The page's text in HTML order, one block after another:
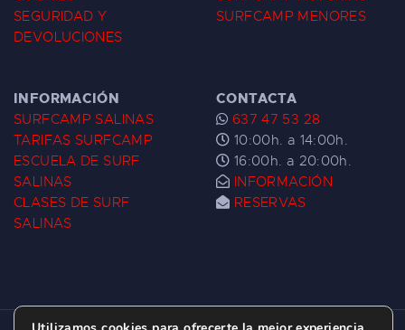
SEGURIDAD Y
DEVOLUCIONES
SURFCAMP MENORES
INFORMACIÓN
SURFCAMP SALINAS
TARIFAS SURFCAMP
ESCUELA DE SURF
SALINAS
CLASES DE SURF
SALINAS
CONTACTA
637 47 53 28
10:00h. a 14:00h.
16:00h. a 20:00h.
INFORMACIÓN
RESERVAS